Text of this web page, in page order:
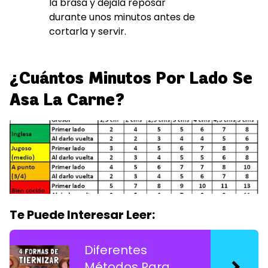
durante unos minutos antes de
cortarla y servir.
¿Cuántos Minutos Por Lado Se
Asa La Carne?
Te Puede Interesar Leer:
Diferentes